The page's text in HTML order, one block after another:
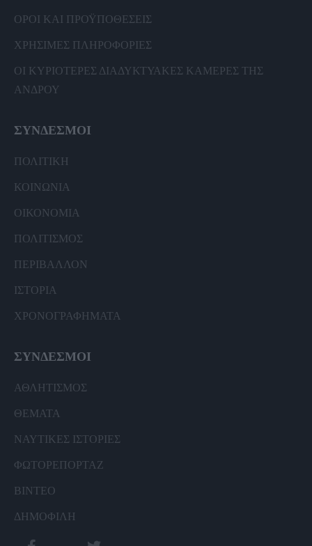
ΟΡΟΙ ΚΑΙ ΠΡΟΫΠΟΘΕΣΕΙΣ
ΧΡΗΣΙΜΕΣ ΠΛΗΡΟΦΟΡΙΕΣ
ΟΙ ΚΥΡΙΟΤΕΡΕΣ ΔΙΑΔΥΚΤΥΑΚΕΣ ΚΑΜΕΡΕΣ ΤΗΣ
ΑΝΔΡΟΥ
ΣΥΝΔΕΣΜΟΙ
ΠΟΛΙΤΙΚΗ
ΚΟΙΝΩΝΙΑ
ΟΙΚΟΝΟΜΙΑ
ΠΟΛΙΤΙΣΜΟΣ
ΠΕΡΙΒΑΛΛΟΝ
ΙΣΤΟΡΙΑ
ΧΡΟΝΟΓΡΑΦΗΜΑΤΑ
ΣΥΝΔΕΣΜΟΙ
ΑΘΛΗΤΙΣΜΟΣ
ΘΕΜΑΤΑ
ΝΑΥΤΙΚΕΣ ΙΣΤΟΡΙΕΣ
ΦΩΤΟΡΕΠΟΡΤΑΖ
ΒΙΝΤΕΟ
ΔΗΜΟΦΙΛΗ